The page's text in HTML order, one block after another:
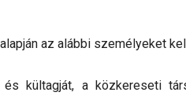
az alábbi szemé­lye­ket
kültagját, a közkereseti